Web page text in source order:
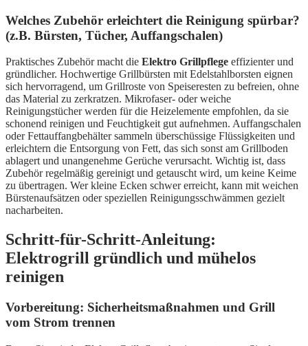
Welches Zubehör erleichtert die Reinigung spürbar?
(z.B. Bürsten, Tücher, Auffangschalen)
Praktisches Zubehör macht die Elektro Grillpflege effizienter und
gründlicher. Hochwertige Grillbürsten mit Edelstahlborsten eignen
sich hervorragend, um Grillroste von Speiseresten zu befreien, ohne
das Material zu zerkratzen. Mikrofaser- oder weiche
Reinigungstücher werden für die Heizelemente empfohlen, da sie
schonend reinigen und Feuchtigkeit gut aufnehmen. Auffangschalen
oder Fettauffangbehälter sammeln überschüssige Flüssigkeiten und
erleichtern die Entsorgung von Fett, das sich sonst am Grillboden
ablagert und unangenehme Gerüche verursacht. Wichtig ist, dass
Zubehör regelmäßig gereinigt und getauscht wird, um keine Keime
zu übertragen. Wer kleine Ecken schwer erreicht, kann mit weichen
Bürstenaufsätzen oder speziellen Reinigungsschwämmen gezielt
nacharbeiten.
Schritt-für-Schritt-Anleitung:
Elektrogrill gründlich und mühelos
reinigen
Vorbereitung: Sicherheitsmaßnahmen und Grill
vom Strom trennen